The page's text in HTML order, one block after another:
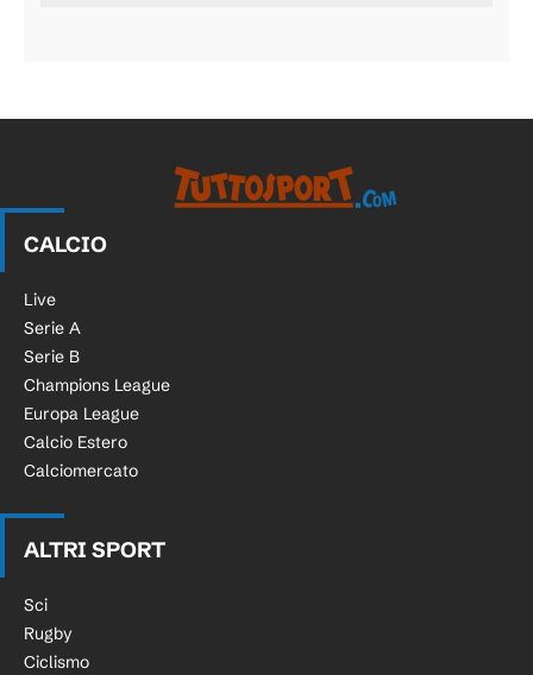
CALCIO
Live
Serie A
Serie B
Champions League
Europa League
Calcio Estero
Calciomercato
ALTRI SPORT
Sci
Rugby
Ciclismo